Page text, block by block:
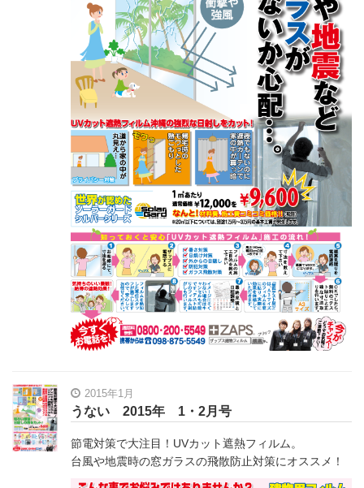
2015年1月
うない 2015年 1・2月号
節電対策で大注目！UVカット遮熱フィルム。
台風や地震時の窓ガラスの飛散防止対策にオススメ！